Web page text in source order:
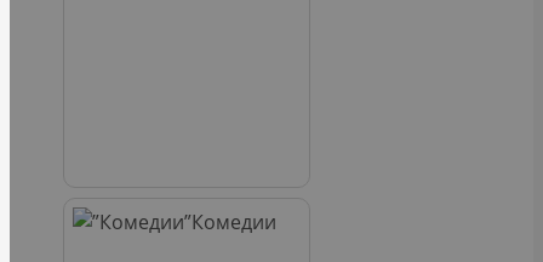
Комедии